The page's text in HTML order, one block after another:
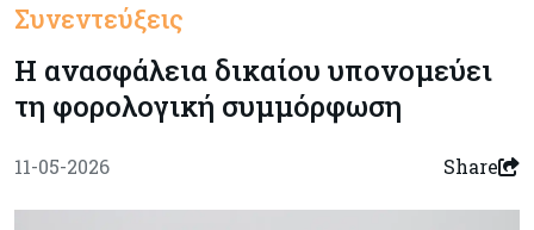
Συνεντεύξεις
Η ανασφάλεια δικαίου υπονομεύει
τη φορολογική συμμόρφωση
11-05-2026 Share